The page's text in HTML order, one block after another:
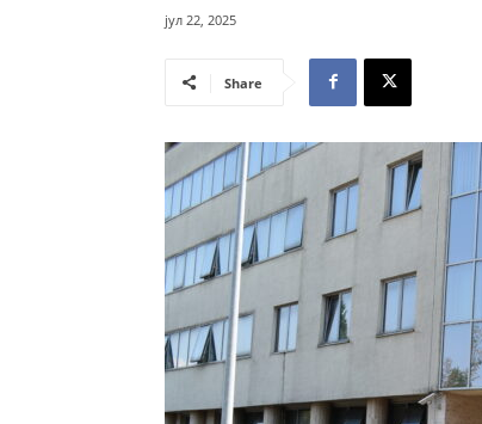
јул 22, 2025
Share